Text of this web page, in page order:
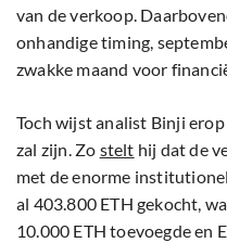
van de verkoop.
onhandige timing,
zwakke maand voor
Toch wijst analist Binji
zal zijn. Zo stelt hij dat de
met de enorme
al 403.800 ETH gekocht,
10.000 ETH toevoegde en